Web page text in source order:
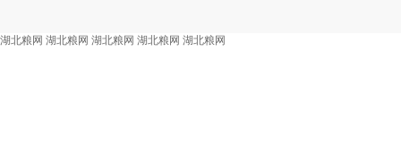
湖北粮网 湖北粮网 湖北粮网 湖北粮网 湖北粮网